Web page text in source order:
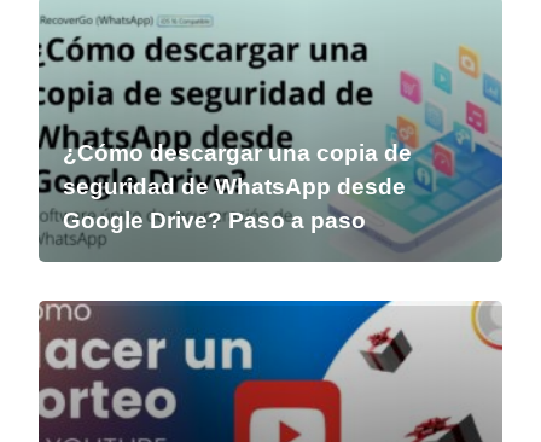
¿Cómo descargar una copia de
seguridad de WhatsApp desde
Google Drive? Paso a paso